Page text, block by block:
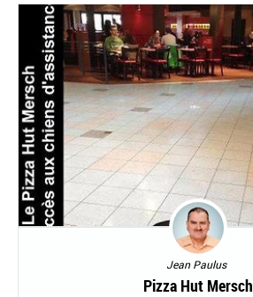
Jean Paulus
Pizza Hut Mersch